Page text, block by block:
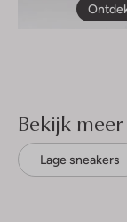
Bekijk meer
Lage sneakers